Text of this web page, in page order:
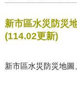
新市區水災防災
(114.02更新)
新市區水災防災地